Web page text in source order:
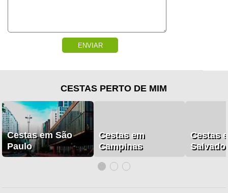
ENVIAR
CESTAS PERTO DE MIM
Cestas em São
Paulo
Cestas em
Campinas
Cestas